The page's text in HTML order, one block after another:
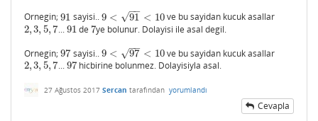
Ornegin;91
91 sayisi..9 < 91
−−
√ < 10
9<91 <10
ve bu sayidan kucuk asallar
2, 3, 5, 7
2,3,5 ,7 ...91
91de 7
7ye bolunur. Dolayisi ile asal degil.
Ornegin;97
97 sayisi..9 < 97
−−
√ < 10
9<97 <10
ve bu sayidan kucuk asallar
2, 3, 5, 7
2,3,5 ,7 ...97
97 hicbirine bolunmez. Dolayisiyla asal.
27 Ağustos 2017 Sercan tarafından yorumlandı
Cevapla